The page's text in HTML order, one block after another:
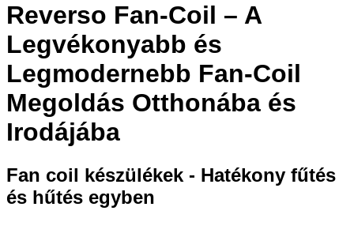
Reverso Fan-Coil – A
Legvékonyabb és
Legmodernebb Fan-Coil
Megoldás Otthonába és
Irodájába
Fan coil készülékek - Hatékony fűtés
és hűtés egyben